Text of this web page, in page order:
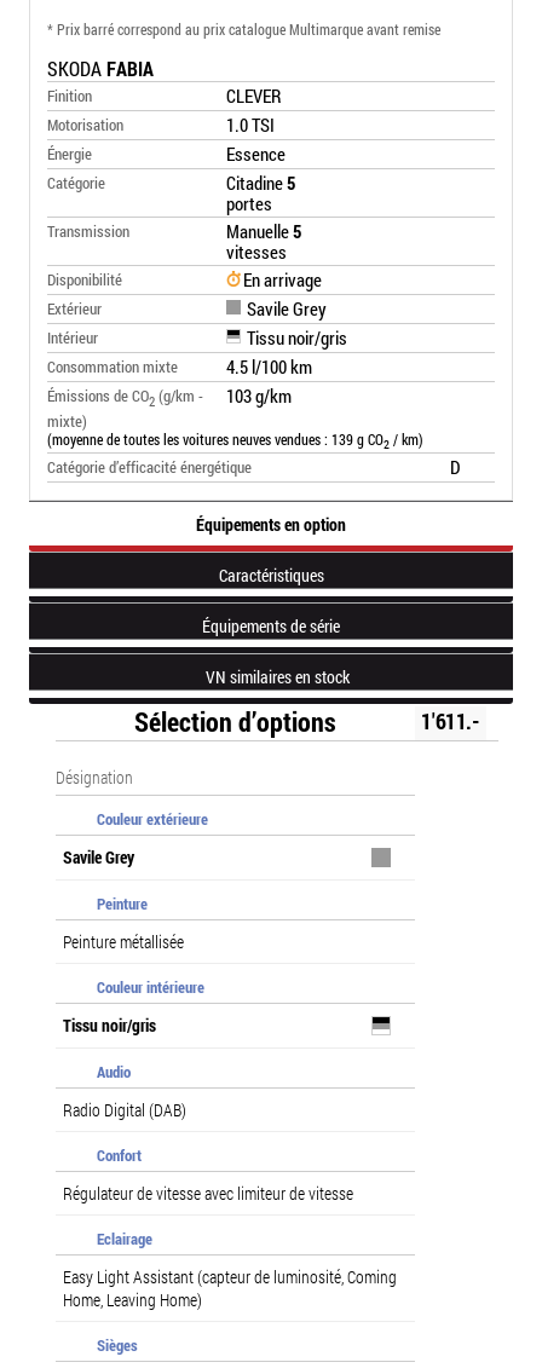
Équipements en option
Caractéristiques
Équipements de série
VN similaires en stock
Sélection d’options 1'611.-
Désignation
Couleur extérieure
Savile Grey
Peinture
Peinture métallisée
Couleur intérieure
Tissu noir/gris
Audio
Radio Digital (DAB)
Confort
Régulateur de vitesse avec limiteur de vitesse
Eclairage
Easy Light Assistant (capteur de luminosité, Coming
Home, Leaving Home)
Sièges
* Prix barré correspond au prix catalogue Multimarque avant remise
SKODAFABIA
Finition CLEVER
Motorisation 1.0 TSI
Énergie Essence
Catégorie Citadine5
portes
Transmission Manuelle5
vitesses
Disponibilité En arrivage
Extérieur Savile Grey
Intérieur Tissu noir/gris
Consommation mixte 4.5 l/100 km
Émissions de CO2 (g/km -
mixte)
103 g/km
(moyenne de toutes les voitures neuves vendues : 139 g CO2 / km)
Catégorie d’efficacité énergétique D